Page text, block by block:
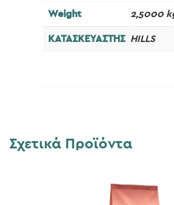
Weight 2,5000
ΚΑΤΑΣΚΕΥΑΣΤΗΣ HILLS
Σχετικά Προϊόντα